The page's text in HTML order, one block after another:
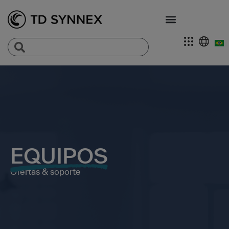
EQUIPOS
Ofertas & soporte